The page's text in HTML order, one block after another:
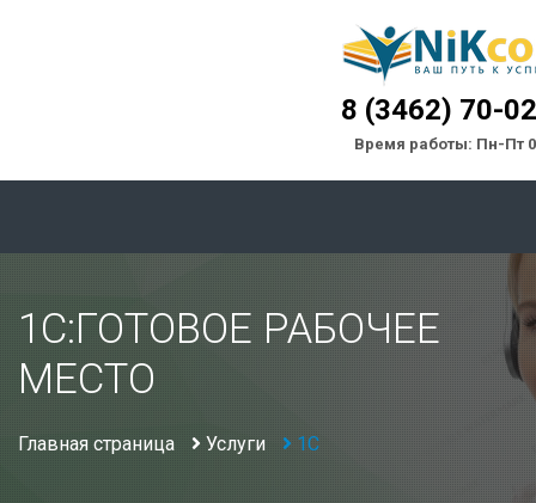
8 (3462) 70-
Время работы: Пн-Пт
1C:ГОТОВОЕ РАБОЧЕЕ
МЕСТО
Главная страница Услуги 1С